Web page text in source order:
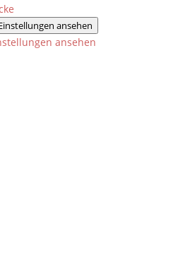
ansehen
ansehen